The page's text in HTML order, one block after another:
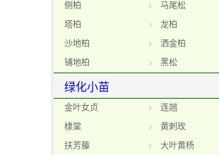
侧柏
马尾松
塔柏
龙柏
沙地柏
洒金柏
铺地柏
黑松
绿化小苗
金叶女贞
连翘
棣棠
黄刺玫
扶芳藤
大叶黄杨